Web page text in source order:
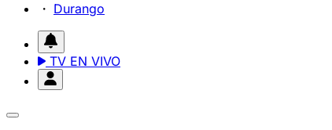
Durango
TV EN VIVO